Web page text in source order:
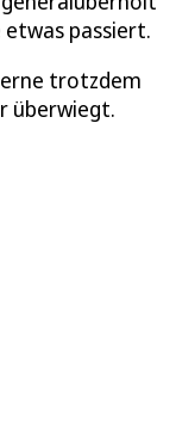
passiert.
trotzdem
überwiegt.